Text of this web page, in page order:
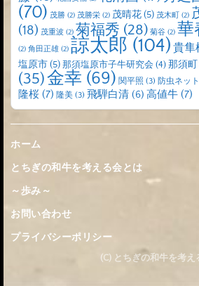
(70) 茂勝 (2) 茂勝栄 (2) 茂晴花(5) 茂木町 (2)
(18) 茂重波 (2) 菊福秀 (28) 菊谷 (2) 華
(2) 角田正雄 (2) 諒太郎 (104) 貴隼
塩原市(5) 那須塩原市子牛研究会 (4) 那須町
(35)金幸 (69) 関平照 (3) 防虫ネット
隆桜 (7) 隆美 (3) 飛騨白清 (6) 高値牛 (7)
ホーム
とちぎの和牛を考える会とは
～歩み～
お問い合わせ
プライバシーポリシー
(C) とちぎの和牛を考え